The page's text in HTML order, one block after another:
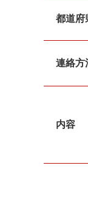
都道府
連絡方
内容